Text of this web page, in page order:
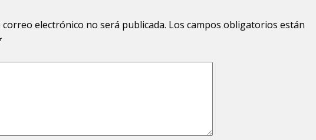
correo electrónico no será publicada. Los campos obligatorios están